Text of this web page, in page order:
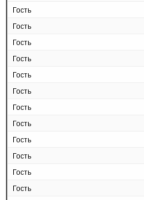
Гость
Гость
Гость
Гость
Гость
Гость
Гость
Гость
Гость
Гость
Гость
Гость